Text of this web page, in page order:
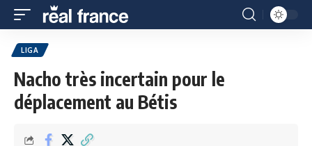
LIGA
Nacho très incertain pour le
déplacement au Bétis